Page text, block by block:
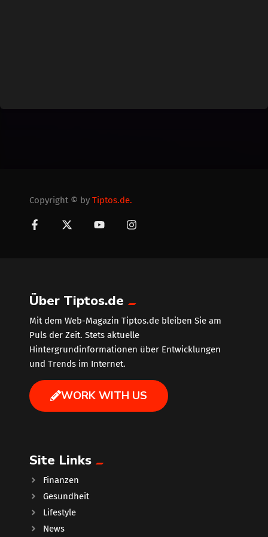
Copyright © by Tiptos.de.
Über Tiptos.de
Mit dem Web-Magazin Tiptos.de bleiben Sie am
Puls der Zeit. Stets aktuelle
Hintergrundinformationen über Entwicklungen
und Trends im Internet.
WORK WITH US
Site Links
Finanzen
Gesundheit
Lifestyle
News